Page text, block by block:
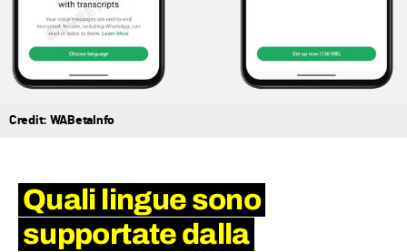
Credit: WABetaInfo
Quali lingue sono
supportate dalla